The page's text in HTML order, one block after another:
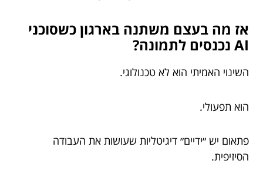
אז מה בעצם משתנה בארגון כשסוכני
AI נכנסים לתמונה?
השינוי האמיתי הוא לא טכנולוגי.
הוא תפעולי.
פתאום יש ״ידיים״ דיגיטליות שעושות את העבודה
הסיזיפית.